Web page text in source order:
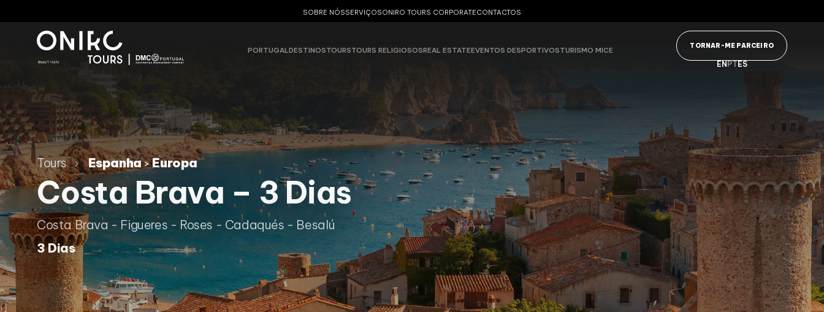
SOBRE NÓSSERVIÇOSONIRO TOURS CORPORATECONTACTOS
PORTUGALDESTINOSTOURSTOURS RELIGIOSOSREAL ESTATEEVENTOS DESPORTIVOSTURISMO MICE
EN PT ES
TORNAR-ME PARCEIRO
Tours Espanha>Europa
Costa Brava – 3 Dias
Costa Brava - Figueres - Roses - Cadaqués - Besalú
3 Dias